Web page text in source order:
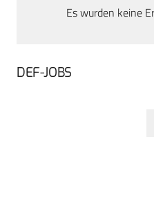
Es wurden keine
DEF-JOBS